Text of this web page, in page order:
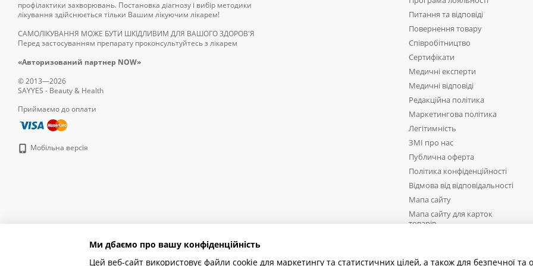
профілактики захворювань. Постановка діагнозу і вибір методики
лікування здійснюється тільки Вашим лікуючим лікарем!
САМОЛІКУВАННЯ МОЖЕ БУТИ ШКІДЛИВИМ ДЛЯ ВАШОГО ЗДОРОВ'Я
Перед застосуванням препарату проконсультуйтесь з лікарем
«Авторизований партнер NOW»
© 2013—2026
SAYYES - Beauty & Health
Приймаємо до оплати
Мобільна версія
Питання та відповіді
Повернення товару
Співробітництво
Сертифікати
Медичні експерти
Медичні відповіді
Редакційна політика
Маркетингова політика
Легітимність
ЗМІ про нас
Публична оферта
Політика конфіденційності
Відмова від відповідальності
Мапа сайту
Мапа сайту для карток
товарів
Ми дбаємо про вашу конфіденційність
Цей веб-сайт використовує файли cookie для маркетингу та статистичних цілей, а також для безпечної та